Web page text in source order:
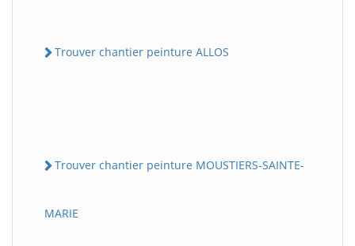
Trouver chantier peinture ALLOS
Trouver chantier peinture MOUSTIERS-SAINTE-
MARIE